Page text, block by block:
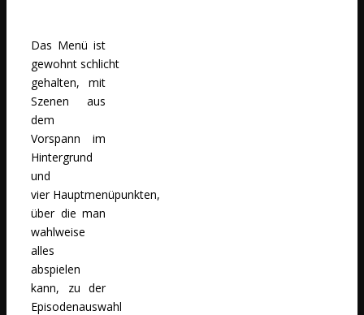
Das Menü ist
gewohnt schlicht
gehalten, mit
Szenen aus
dem
Vorspann im
Hintergrund
und
vier Hauptmenüpunkten,
über die man
wahlweise
alles
abspielen
kann, zu der
Episodenauswahl